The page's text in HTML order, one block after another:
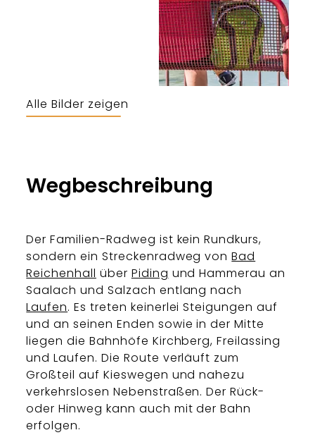
Alle Bilder zeigen
Wegbeschreibung
Der Familien-Radweg ist kein Rundkurs,
sondern ein Streckenradweg vonBad
Reichenhall über Piding und Hammerau an
Saalach und Salzach entlang nach
Laufen. Es treten keinerlei Steigungen auf
und an seinen Enden sowie in der Mitte
liegen die Bahnhöfe Kirchberg, Freilassing
und Laufen. Die Route verläuft zum
Großteil auf Kieswegen und nahezu
verkehrslosen Nebenstraßen. Der Rück-
oder Hinweg kann auch mit der Bahn
erfolgen.